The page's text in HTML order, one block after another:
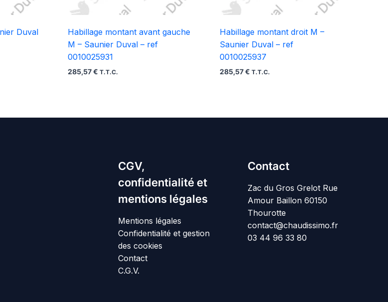
Duval
Habillage montant avant gauche
M – Saunier Duval – ref
0010025931
285,57€ T.T.C.
Habillage montant droit M –
Saunier Duval – ref
0010025937
285,57€ T.T.C.
CGV,
confidentialité et
mentions légales
Mentions légales
Confidentialité et gestion
des cookies
Contact
C.G.V.
Contact
Zac du Gros Grelot Rue
Amour Baillon 60150
Thourotte
contact@chaudissimo.fr
03 44 96 33 80